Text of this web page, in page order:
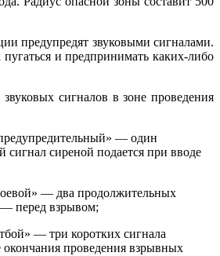
предупредят звуковыми сигналами.
и предпринимать каких-либо
сигналов в зоне проведения
— один
сигнал сиреной подается при вводе
— два продолжительных
— перед взрывом;
— три коротких сигнала
проведения взрывных